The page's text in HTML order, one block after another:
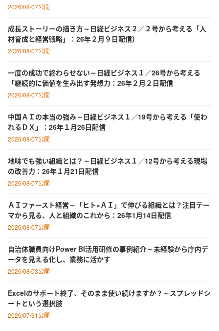
2026/08/07公開
成長ストーリーの描き方～日経ビジネス２／２号から考える「人
材育成と経営戦略」：26年２月９日配信）
2026/08/07公開
一度の成功で終わらせない～日経ビジネス１／26号から考える
「継続的に価値を生み出す発想力：26年２月２日配信
2026/08/07公開
中国ＡＩの本当の強み～日経ビジネス１／19号から考える「使わ
れるＤＸ」：26年１月26日配信
2026/08/07公開
地味でも強い組織とは？～日経ビジネス１／12号から考える現場
の改善力：26年１月21日配信
2026/08/07公開
ＡＩファースト経営～「ヒト×ＡＩ」で伸びる組織とは？注目テー
マから見る、人と組織のこれから：26年1月14日配信
2026/08/07公開
自治体職員向けPower BI活用研修の事例紹介～未経験から庁内デ
ータを見える化し、業務に活かす
2026/08/03公開
Excelのサポート終了、そのまま使い続けますか？～スプレッドシ
ートという選択肢
2026/07/31公開